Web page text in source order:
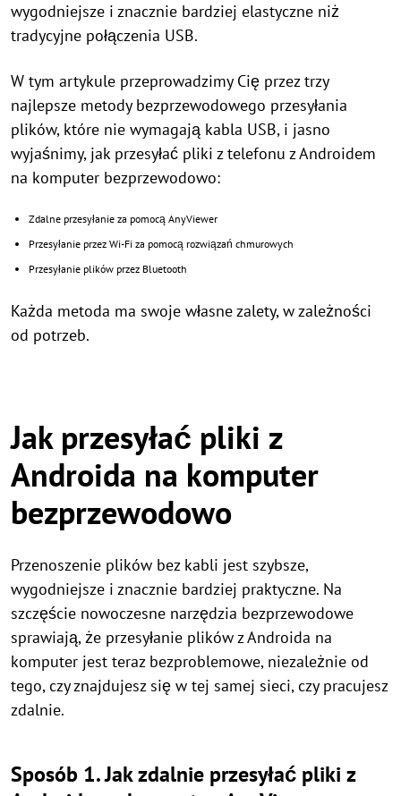
wygodniejsze i znacznie bardziej elastyczne niż
tradycyjne połączenia USB.
W tym artykule przeprowadzimy Cię przez trzy
najlepsze metody bezprzewodowego przesyłania
plików, które nie wymagają kabla USB, i jasno
wyjaśnimy, jak przesyłać pliki z telefonu z Androidem
na komputer bezprzewodowo:
Zdalne przesyłanie za pomocą AnyViewer
Przesyłanie przez Wi-Fi za pomocą rozwiązań chmurowych
Przesyłanie plików przez Bluetooth
Każda metoda ma swoje własne zalety, w zależności
od potrzeb.
Jak przesyłać pliki z
Androida na komputer
bezprzewodowo
Przenoszenie plików bez kabli jest szybsze,
wygodniejsze i znacznie bardziej praktyczne. Na
szczęście nowoczesne narzędzia bezprzewodowe
sprawiają, że przesyłanie plików z Androida na
komputer jest teraz bezproblemowe, niezależnie od
tego, czy znajdujesz się w tej samej sieci, czy pracujesz
zdalnie.
Sposób 1. Jak zdalnie przesyłać pliki z